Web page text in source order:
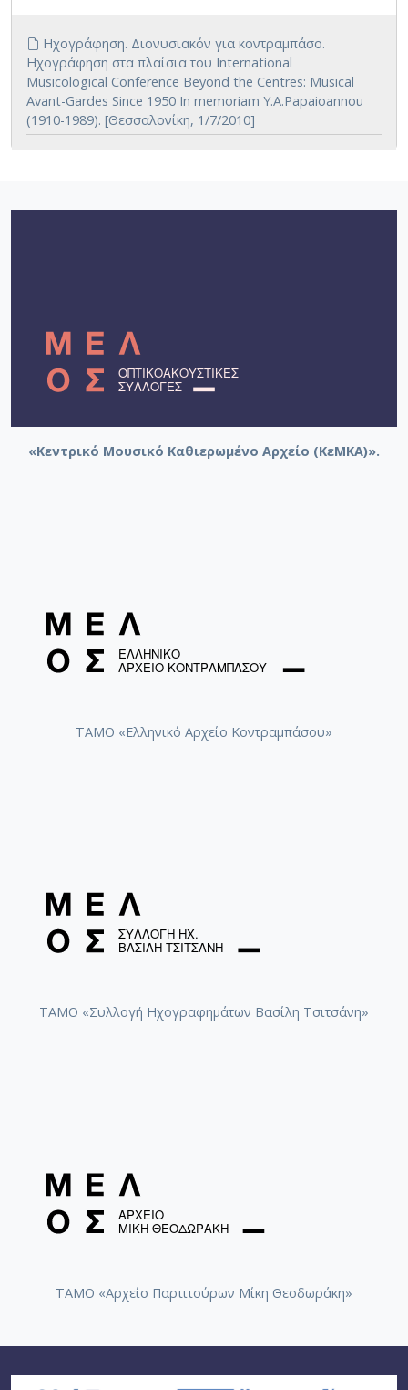
Ηχογράφηση. Διονυσιακόν για κοντραμπάσο.
Ηχογράφηση στα πλαίσια του International
Musicological Conference Beyond the Centres: Musical
Avant-Gardes Since 1950 In memoriam Y.A.Papaioannou
(1910-1989). [Θεσσαλονίκη, 1/7/2010]
«Κεντρικό Μουσικό Καθιερωμένο Αρχείο (ΚεΜΚΑ)».
ΤΑΜΟ «Ελληνικό Αρχείο Κοντραμπάσου»
ΤΑΜΟ «Συλλογή Ηχογραφημάτων Βασίλη Τσιτσάνη»
ΤΑΜΟ «Αρχείο Παρτιτούρων Μίκη Θεοδωράκη»